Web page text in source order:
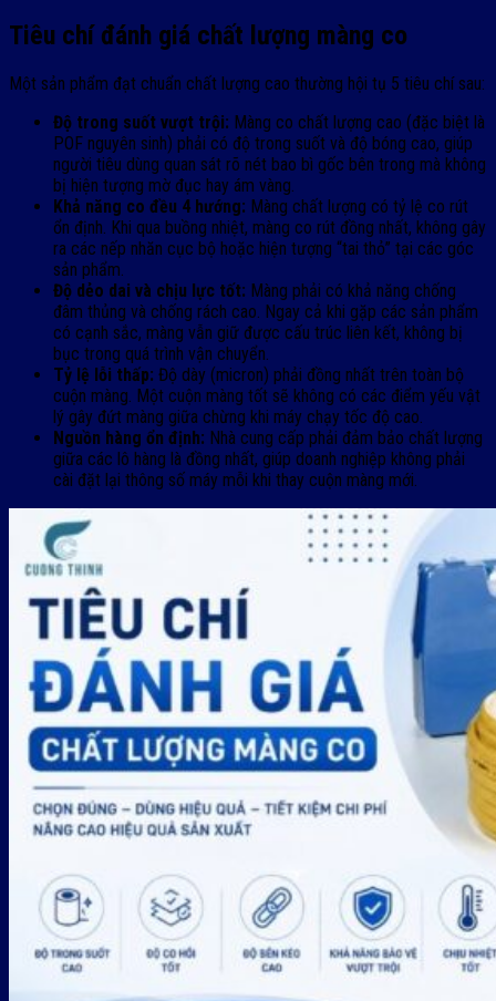
Tiêu chí đánh giá chất lượng màng co
Một sản phẩm đạt chuẩn chất lượng cao thường hội tụ 5 tiêu chí sau:
Độ trong suốt vượt trội: Màng co chất lượng cao (đặc biệt là
POF nguyên sinh) phải có độ trong suốt và độ bóng cao, giúp
người tiêu dùng quan sát rõ nét bao bì gốc bên trong mà không
bị hiện tượng mờ đục hay ám vàng.
Khả năng co đều 4 hướng: Màng chất lượng có tỷ lệ co rút
ổn định. Khi qua buồng nhiệt, màng co rút đồng nhất, không gây
ra các nếp nhăn cục bộ hoặc hiện tượng “tai thỏ” tại các góc
sản phẩm.
Độ dẻo dai và chịu lực tốt: Màng phải có khả năng chống
đâm thủng và chống rách cao. Ngay cả khi gặp các sản phẩm
có cạnh sắc, màng vẫn giữ được cấu trúc liên kết, không bị
bục trong quá trình vận chuyển.
Tỷ lệ lỗi thấp: Độ dày (micron) phải đồng nhất trên toàn bộ
cuộn màng. Một cuộn màng tốt sẽ không có các điểm yếu vật
lý gây đứt màng giữa chừng khi máy chạy tốc độ cao.
Nguồn hàng ổn định: Nhà cung cấp phải đảm bảo chất lượng
giữa các lô hàng là đồng nhất, giúp doanh nghiệp không phải
cài đặt lại thông số máy mỗi khi thay cuộn màng mới.